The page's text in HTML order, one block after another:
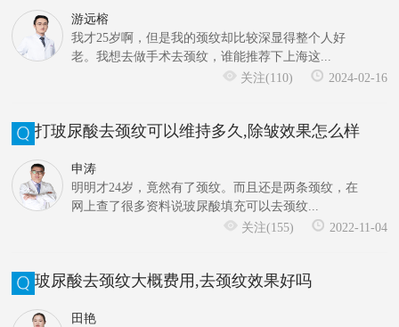
游远榕
我才25岁啊，但是我的颈纹却比较深显得整个人好
老。我想去做手术去颈纹，谁能推荐下上海这...
关注(110)
2024-02-16
打玻尿酸去颈纹可以维持多久,除皱效果怎么样
申涛
明明才24岁，竟然有了颈纹。而且还是两条颈纹，在
网上查了很多资料说玻尿酸填充可以去颈纹...
关注(155)
2022-11-04
玻尿酸去颈纹大概费用,去颈纹效果好吗
田艳